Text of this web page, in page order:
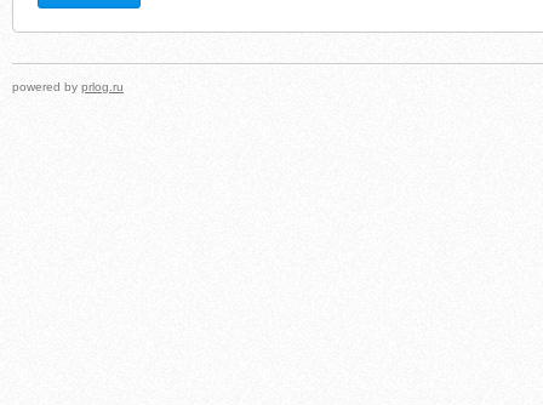
powered by prlog.ru